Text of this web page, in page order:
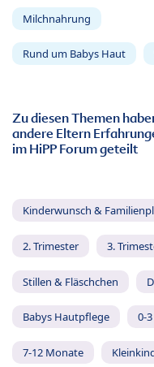
Milchnahrung
Rund um Babys Haut
Zu diesen Themen
andere Eltern
im HiPP Forum geteilt
Kinderwunsch &
2. Trimester 3.
Stillen & Fläschchen
Babys Hautpflege 0-
7-12 Monate